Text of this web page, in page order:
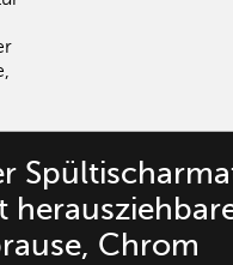
Chrom